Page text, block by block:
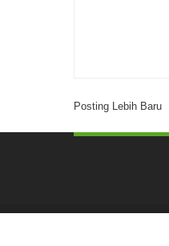
Posting Lebih Baru